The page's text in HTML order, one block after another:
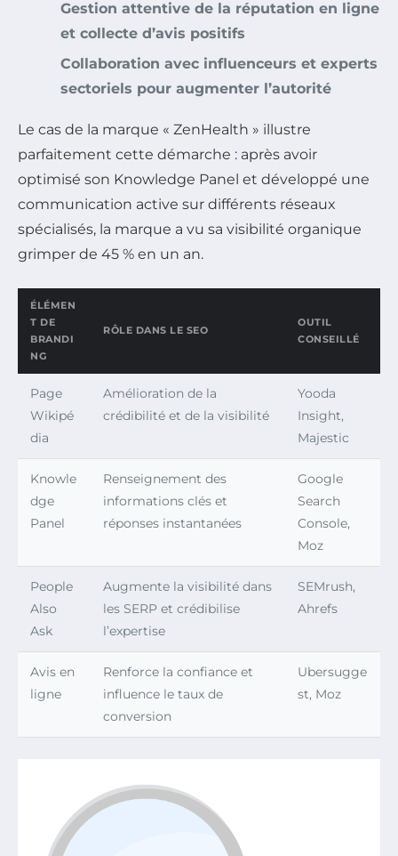
Gestion attentive de la réputation en ligne
et collecte d’avis positifs
Collaboration avec influenceurs et experts
sectoriels pour augmenter l’autorité
Le cas de la marque « ZenHealth » illustre
parfaitement cette démarche : après avoir
optimisé son Knowledge Panel et développé une
communication active sur différents réseaux
spécialisés, la marque a vu sa visibilité organique
grimper de 45 % en un an.
ÉLÉMEN
T DE
BRANDI
NG
RÔLE DANS LE SEO
OUTIL
CONSEILLÉ
Page
Wikipé
dia
Amélioration de la
crédibilité et de la visibilité
Yooda
Insight,
Majestic
Knowle
dge
Panel
Renseignement des
informations clés et
réponses instantanées
Google
Search
Console,
Moz
People
Also
Ask
Augmente la visibilité dans
les SERP et crédibilise
l’expertise
SEMrush,
Ahrefs
Avis en
ligne
Renforce la confiance et
influence le taux de
conversion
Ubersugge
st, Moz